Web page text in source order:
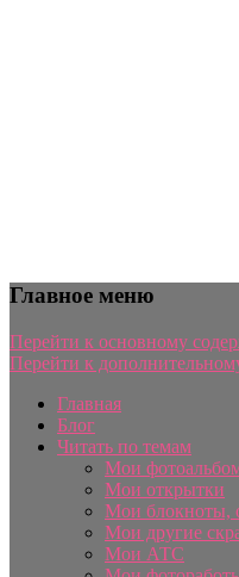
Главное меню
Перейти к основному
Перейти к
Главная
Блог
Читать по темам
Мои
Мои открытки
Мои блокноты,
Мои другие
Мои АТС